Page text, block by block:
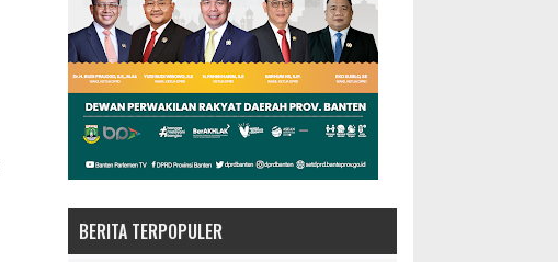
BERITA TERPOPULER